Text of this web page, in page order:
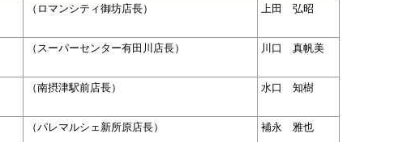
（ロマンシティ御坊店長） 上田 弘昭
（スーパーセンター有田川店長） 川口 真帆美
（南摂津駅前店長） 水口 知樹
（パレマルシェ新所原店長） 補永 雅也